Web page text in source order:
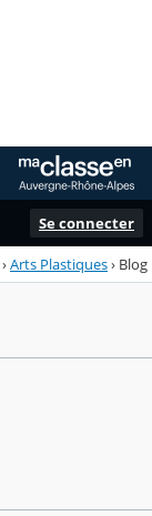
Se connecter
›Arts Plastiques› Blog